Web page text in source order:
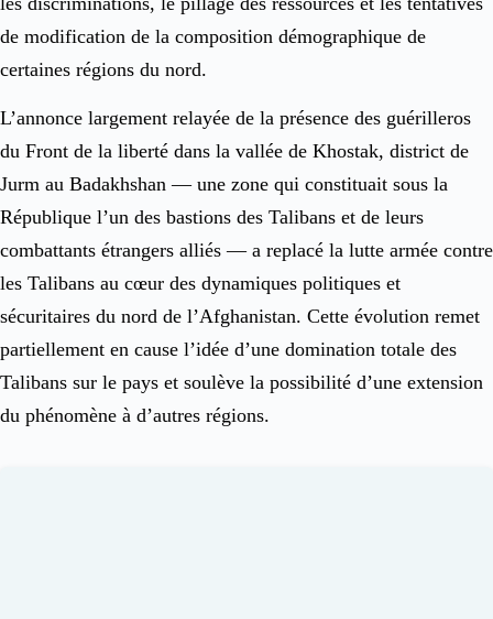
de modification de la composition démographique de
certaines régions du nord.
L’annonce largement relayée de la présence des guérilleros
du Front de la liberté dans la vallée de Khostak, district de
Jurm au Badakhshan — une zone qui constituait sous la
République l’un des bastions des Talibans et de leurs
combattants étrangers alliés — a replacé la lutte armée contre
les Talibans au cœur des dynamiques politiques et
sécuritaires du nord de l’Afghanistan. Cette évolution remet
partiellement en cause l’idée d’une domination totale des
Talibans sur le pays et soulève la possibilité d’une extension
du phénomène à d’autres régions.